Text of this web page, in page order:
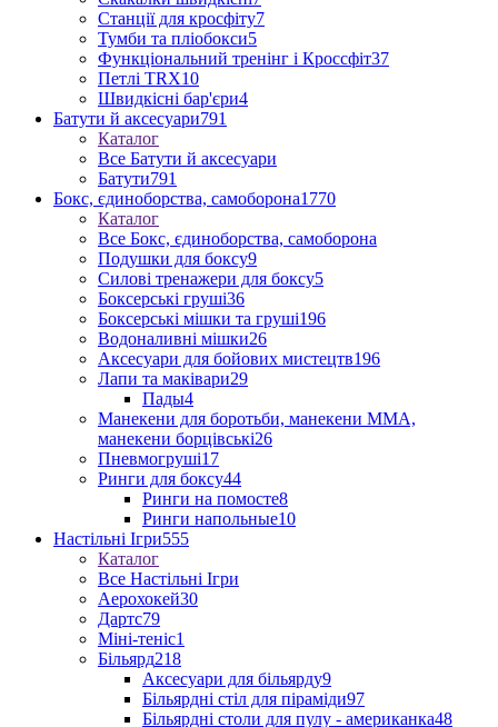
Станції для кросфіту7
Тумби та пліобокси5
Функціональний тренінг і Кроссфіт37
Петлі TRX10
Швидкісні бар'єри4
Батути й аксесуари791
Каталог
Все Батути й аксесуари
Батути791
Бокс, єдиноборства, самоборона1770
Каталог
Все Бокс, єдиноборства, самоборона
Подушки для боксу9
Силові тренажери для боксу5
Боксерські груші36
Боксерські мішки та груші196
Водоналивні мішки26
Аксесуари для бойових мистецтв196
Лапи та маківари29
Пады4
Манекени для боротьби, манекени ММА,
манекени борцівські26
Пневмогруші17
Ринги для боксу44
Ринги на помосте8
Ринги напольные10
Настільні Ігри555
Каталог
Все Настільні Ігри
Аерохокей30
Дартс79
Міні-теніс1
Більярд218
Аксесуари для більярду9
Більярдні стіл для піраміди97
Більярдні столи для пулу - американка48